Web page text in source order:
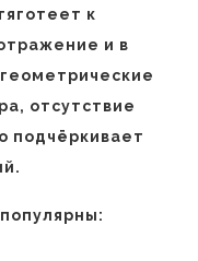
к
и в
отсутствие
подчёркивает